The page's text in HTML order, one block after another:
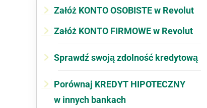
Załóż KONTO OSOBISTE w Revolut
Załóż KONTO FIRMOWE w Revolut
Sprawdź swoją zdolność kredytową
Porównaj KREDYT HIPOTECZNY
w innych bankach